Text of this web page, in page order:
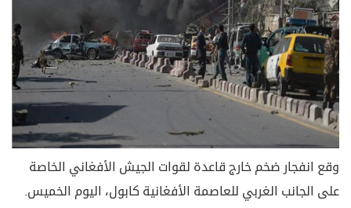
وقع انفجار ضخم خارج قاعدة لقوات الجيش الأفغاني الخاصة
على الجانب الغربي للعاصمة الأفغانية كابول، اليوم الخميس.